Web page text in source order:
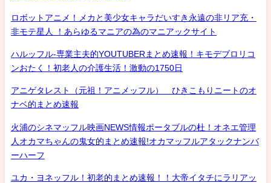
ロボットアニメ！メカと美少女キャラだいすき永遠の非リア充・
非モテ星人 ！あらゆるマニアの為のマニアックサイト
ハルッフル-専業主夫的YOUTUBERまとめ速報！キモデブロリコ
ンおたく！初老人の介護生活！激動の1750日
アニゲタレスト（元祖！アニメッフル） ひきこもりニートのオ
ナベ的まとめ速報
火浦のシネマッフル映画NEWS情報ポータブルの杜！オネエ管理
人オカマちゃんの鬼女的まとめ速報!オカマッフルアタックナンバ
ーハーフ
ユカ・ヨネッフル！初老的まとめ速報！！大帝イタチにラリアッ